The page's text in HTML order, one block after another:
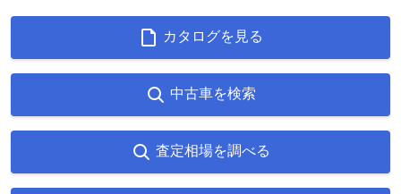
カタログを見る
中古車を検索
査定相場を調べる